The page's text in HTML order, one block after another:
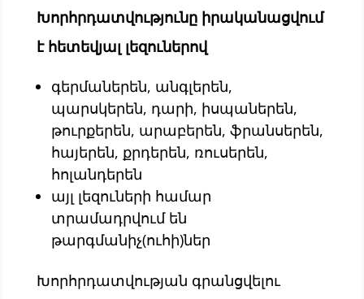
Խորհրդատվությունը իրականացվում
է հետեվյալ լեզուներով
գերմաներեն, անգլերեն,
պարսկերեն, դարի, իսպաներեն,
թուրքերեն, արաբերեն, ֆրանսերեն,
հայերեն, քրդերեն, ռուսերեն,
հոլանդերեն
այլ լեզուների համար
տրամադրվում են
թարգմանիչ(ուհի)ներ
Խորհրդատվության գրանցվելու